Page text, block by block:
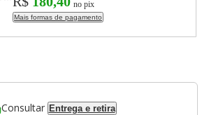
no pix
Mais formas de pagamento
Consultar Entrega e retira